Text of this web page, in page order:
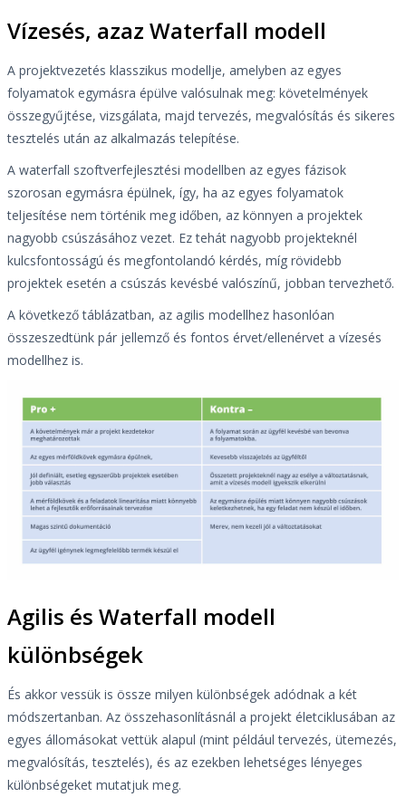
Vízesés, azaz Waterfall modell
A projektvezetés klasszikus modellje, amelyben az egyes
folyamatok egymásra épülve valósulnak meg: követelmények
összegyűjtése, vizsgálata, majd tervezés, megvalósítás és sikeres
tesztelés után az alkalmazás telepítése.
A waterfall szoftverfejlesztési modellben az egyes fázisok
szorosan egymásra épülnek, így, ha az egyes folyamatok
teljesítése nem történik meg időben, az könnyen a projektek
nagyobb csúszásához vezet. Ez tehát nagyobb projekteknél
kulcsfontosságú és megfontolandó kérdés, míg rövidebb
projektek esetén a csúszás kevésbé valószínű, jobban tervezhető.
A következő táblázatban, az agilis modellhez hasonlóan
összeszedtünk pár jellemző és fontos érvet/ellenérvet a vízesés
modellhez is.
Agilis és Waterfall modell
különbségek
És akkor vessük is össze milyen különbségek adódnak a két
módszertanban. Az összehasonlításnál a projekt életciklusában az
egyes állomásokat vettük alapul (mint például tervezés, ütemezés,
megvalósítás, tesztelés), és az ezekben lehetséges lényeges
különbségeket mutatjuk meg.